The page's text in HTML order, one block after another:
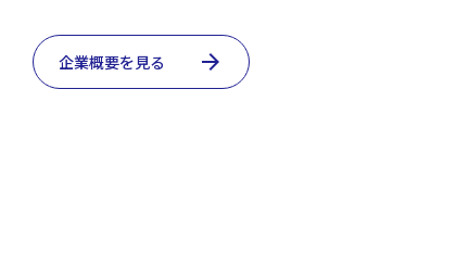
企業概要を見る arrow_forward